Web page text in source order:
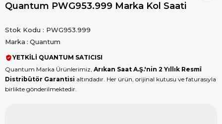
Quantum PWG953.999 Marka Kol Saati
Stok Kodu
PWG953.999
Marka : Quantum
YETKİLİ QUANTUM SATICISI
Quantum Marka Ürünlerimiz, Arıkan Saat A.Ş.'nin 2 Yıllık Resmî
Distribütör Garantisi altındadır. Her ürün, orijinal kutusu ve faturasıyla
birlikte gönderilmektedir.